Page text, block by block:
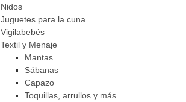
Nidos
Juguetes para la cuna
Vigilabebés
Textil y Menaje
Mantas
Sábanas
Capazo
Toquillas, arrullos y más